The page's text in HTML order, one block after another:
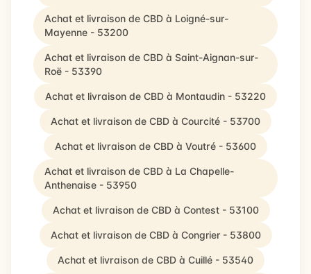
Achat et livraison de CBD à Loigné-sur-
Mayenne - 53200
Achat et livraison de CBD à Saint-Aignan-sur-
Roë - 53390
Achat et livraison de CBD à Montaudin - 53220
Achat et livraison de CBD à Courcité - 53700
Achat et livraison de CBD à Voutré - 53600
Achat et livraison de CBD à La Chapelle-
Anthenaise - 53950
Achat et livraison de CBD à Contest - 53100
Achat et livraison de CBD à Congrier - 53800
Achat et livraison de CBD à Cuillé - 53540